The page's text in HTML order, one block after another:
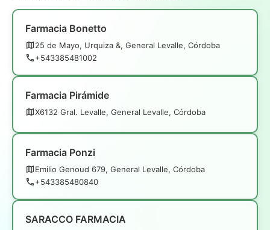
Farmacia Bonetto
25 de Mayo, Urquiza &, General Levalle, Córdoba
+543385481002
Farmacia Pirámide
X6132 Gral. Levalle, General Levalle, Córdoba
Farmacia Ponzi
Emilio Genoud 679, General Levalle, Córdoba
+543385480840
SARACCO FARMACIA